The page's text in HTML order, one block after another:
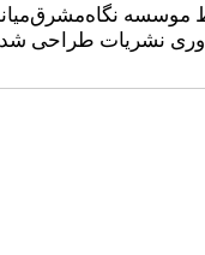
داوری نشریات